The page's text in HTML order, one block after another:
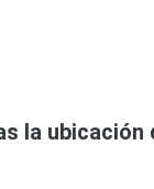
la ubicación